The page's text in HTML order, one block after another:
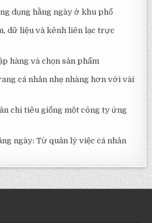
dụng hằng ngày ở khu phố
dữ liệu và kênh liên lạc trực
hàng và chọn sản phẩm
cá nhân nhẹ nhàng hơn với vài
chi tiêu giống một công ty ứng
ngày: Từ quản lý việc cá nhân